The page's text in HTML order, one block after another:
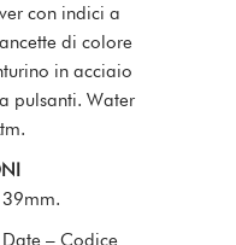
con indici a
di colore
in acciaio
pulsanti. Water
– Codice